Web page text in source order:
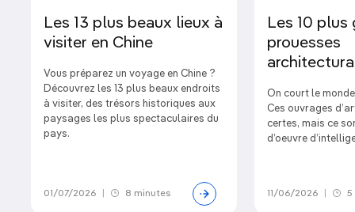
Les 13 plus beaux lieux à
visiter en Chine
Vous préparez un voyage en Chine ?
Découvrez les 13 plus beaux endroits
à visiter, des trésors historiques aux
paysages les plus spectaculaires du
pays.
01/07/2026 8 minutes
Les 10 plus
prouesses
On court le
Ces ouvrages
certes, mais ce
d’oeuvre
11/06/2026 5